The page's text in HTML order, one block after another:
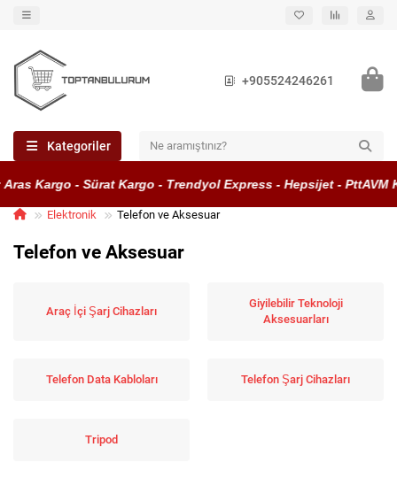
+905524246261
Kategoriler
Kargo - Sürat Kargo - Trendyol Express - Hepsijet - PttAVM
Elektronik Telefon ve Aksesuar
Telefon ve Aksesuar
Araç İçi Şarj Cihazları
Giyilebilir Teknoloji
Aksesuarları
Telefon Data Kabloları Telefon Şarj Cihazları
Tripod